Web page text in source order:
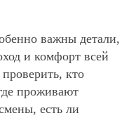
важны детали,
и комфорт всей
кто
проживают
есть ли